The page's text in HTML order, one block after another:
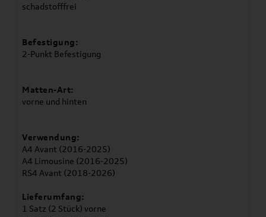
schadstofffrei
Befestigung:
2-Punkt Befestigung
Matten-Art:
vorne und hinten
Verwendung:
A4 Avant (2016-2025)
A4 Limousine (2016-2025)
RS4 Avant (2018-2026)
Lieferumfang:
1 Satz (2 Stück) vorne